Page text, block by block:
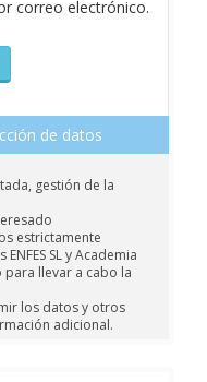
correo electrónico.
de datos
gestión de la
estrictamente
SL y Academia
llevar a cabo la
los datos y otros
adicional.